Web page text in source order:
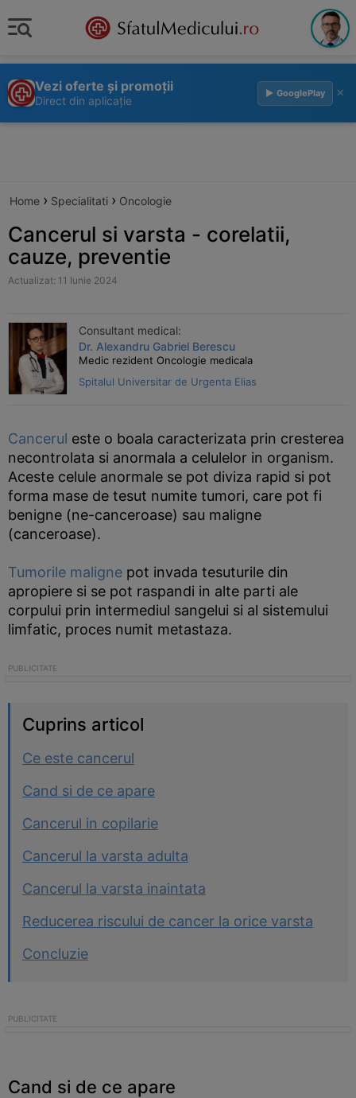
Vezi oferte și promoții
Direct din aplicație
▶ GooglePlay ×
Home › Specialitati › Oncologie
Cancerul si varsta - corelatii,
cauze, preventie
Actualizat: 11 Iunie 2024
Consultant medical:
Dr. Alexandru Gabriel Berescu
Medic rezident Oncologie medicala
Spitalul Universitar de Urgenta Elias
Cancerul este o boala caracterizata prin cresterea
necontrolata si anormala a celulelor in organism.
Aceste celule anormale se pot diviza rapid si pot
forma mase de tesut numite tumori, care pot fi
benigne (ne-canceroase) sau maligne
(canceroase).
Tumorile maligne pot invada tesuturile din
apropiere si se pot raspandi in alte parti ale
corpului prin intermediul sangelui si al sistemului
limfatic, proces numit metastaza.
Cuprins articol
Ce este cancerul
Cand si de ce apare
Cancerul in copilarie
Cancerul la varsta adulta
Cancerul la varsta inaintata
Reducerea riscului de cancer la orice varsta
Concluzie
Cand si de ce apare